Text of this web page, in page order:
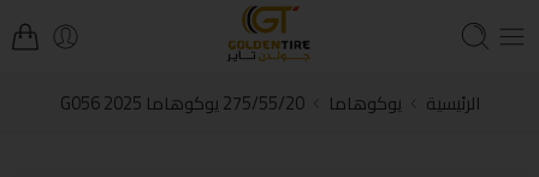
الرئيسية يوكوهاما 275/55/20 يوكوهاما G056 2025